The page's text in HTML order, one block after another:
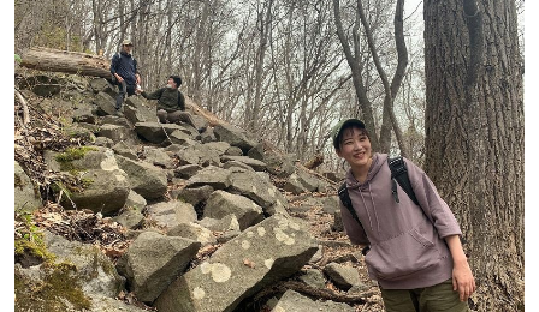
道央
KEYWORD キーワード
Sitakke編集部あい
【いろんな価値観や生き方に触れたい】
Sitakke編集部 IKU 【まったり楽しみたい】